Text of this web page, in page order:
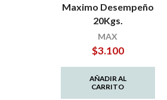
Maximo Desempeño
20Kgs.
MAX
$3.100
AÑADIR AL
CARRITO